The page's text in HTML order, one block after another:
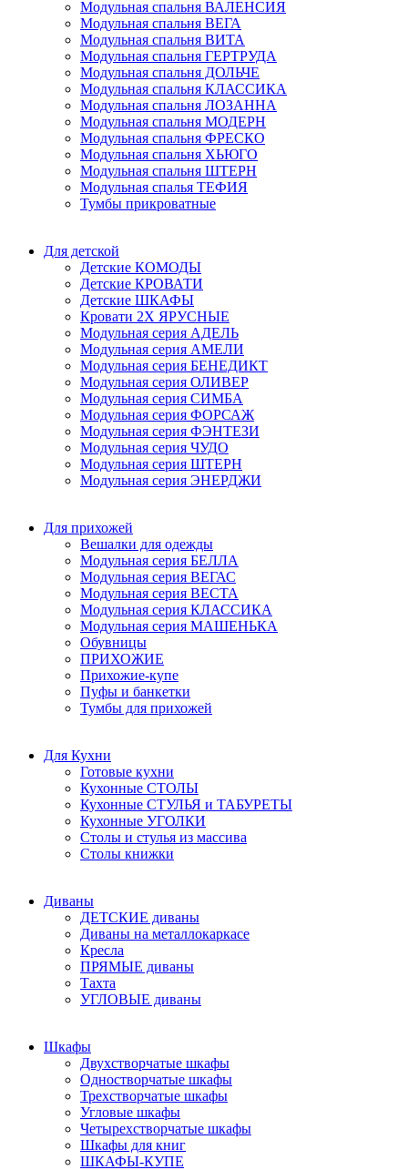
Модульная спальня ВАЛЕНСИЯ
Модульная спальня ВЕГА
Модульная спальня ВИТА
Модульная спальня ГЕРТРУДА
Модульная спальня ДОЛЬЧЕ
Модульная спальня КЛАССИКА
Модульная спальня ЛОЗАННА
Модульная спальня МОДЕРН
Модульная спальня ФРЕСКО
Модульная спальня ХЬЮГО
Модульная спальня ШТЕРН
Модульная спалья ТЕФИЯ
Тумбы прикроватные
Для детской
Детские КОМОДЫ
Детские КРОВАТИ
Детские ШКАФЫ
Кровати 2Х ЯРУСНЫЕ
Модульная серия АДЕЛЬ
Модульная серия АМЕЛИ
Модульная серия БЕНЕДИКТ
Модульная серия ОЛИВЕР
Модульная серия СИМБА
Модульная серия ФОРСАЖ
Модульная серия ФЭНТЕЗИ
Модульная серия ЧУДО
Модульная серия ШТЕРН
Модульная серия ЭНЕРДЖИ
Для прихожей
Вешалки для одежды
Модульная серия БЕЛЛА
Модульная серия ВЕГАС
Модульная серия ВЕСТА
Модульная серия КЛАССИКА
Модульная серия МАШЕНЬКА
Обувницы
ПРИХОЖИЕ
Прихожие-купе
Пуфы и банкетки
Тумбы для прихожей
Для Кухни
Готовые кухни
Кухонные СТОЛЫ
Кухонные СТУЛЬЯ и ТАБУРЕТЫ
Кухонные УГОЛКИ
Столы и стулья из массива
Столы книжки
Диваны
ДЕТСКИЕ диваны
Диваны на металлокаркасе
Кресла
ПРЯМЫЕ диваны
Тахта
УГЛОВЫЕ диваны
Шкафы
Двухстворчатые шкафы
Одностворчатые шкафы
Трехстворчатые шкафы
Угловые шкафы
Четырехстворчатые шкафы
Шкафы для книг
ШКАФЫ-КУПЕ